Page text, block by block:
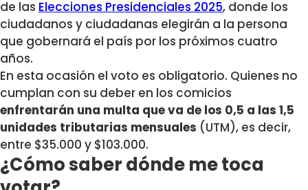
de las Elecciones Presidenciales 2025, donde los
ciudadanos y ciudadanas elegirán a la persona
que gobernará el país por los próximos cuatro
años.
En esta ocasión el voto es obligatorio. Quienes no
cumplan con su deber en los comicios
enfrentarán una multa que va de los 0,5 a las 1,5
unidades tributarias mensuales (UTM), es decir,
entre $35.000 y $103.000.
¿Cómo saber dónde me toca